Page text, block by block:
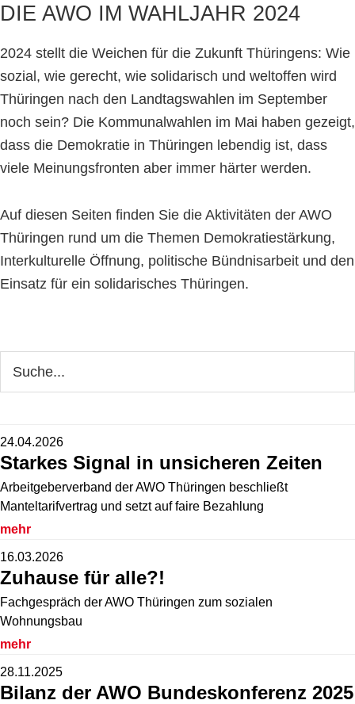
DIE AWO IM WAHLJAHR 2024
2024 stellt die Weichen für die Zukunft Thüringens: Wie
sozial, wie gerecht, wie solidarisch und weltoffen wird
Thüringen nach den Landtagswahlen im September
noch sein? Die Kommunalwahlen im Mai haben gezeigt,
dass die Demokratie in Thüringen lebendig ist, dass
viele Meinungsfronten aber immer härter werden.
Auf diesen Seiten finden Sie die Aktivitäten der AWO
Thüringen rund um die Themen Demokratiestärkung,
Interkulturelle Öffnung, politische Bündnisarbeit und den
Einsatz für ein solidarisches Thüringen.
Seitenspalte
durchsuchen
24.04.2026
Starkes Signal in unsicheren Zeiten
Arbeitgeberverband der AWO Thüringen beschließt
Manteltarifvertrag und setzt auf faire Bezahlung
mehr
16.03.2026
Zuhause für alle?!
Fachgespräch der AWO Thüringen zum sozialen
Wohnungsbau
mehr
28.11.2025
Bilanz der AWO Bundeskonferenz 2025